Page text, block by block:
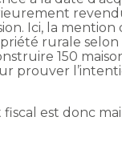
Ici, la mention
rurale selon
150
prouver
fiscal est donc